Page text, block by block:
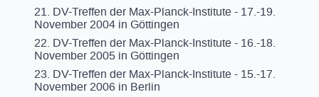
21. DV-Treffen der Max-Planck-Institute - 17.-19.
November 2004 in Göttingen
22. DV-Treffen der Max-Planck-Institute - 16.-18.
November 2005 in Göttingen
23. DV-Treffen der Max-Planck-Institute - 15.-17.
November 2006 in Berlin